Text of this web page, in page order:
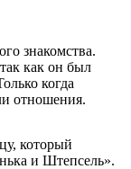
знакомства.
как он был
когда
отношения.
который
и Штепсель».